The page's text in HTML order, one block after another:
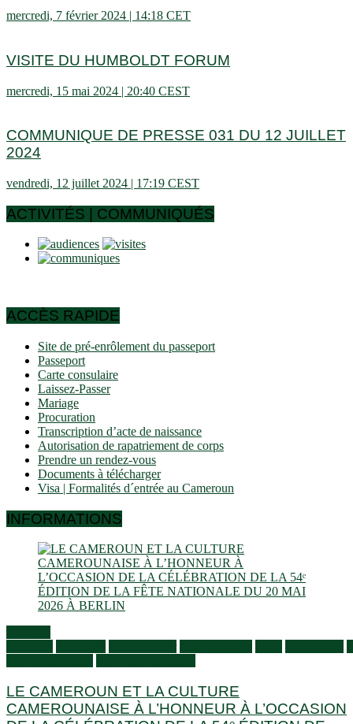
mercredi, 7 février 2024 | 14:18 CET
VISITE DU HUMBOLDT FORUM
mercredi, 15 mai 2024 | 20:40 CEST
COMMUNIQUE DE PRESSE 031 DU 12 JUILLET
2024
vendredi, 12 juillet 2024 | 17:19 CEST
ACTIVITÉS | COMMUNIQUÉS
ACCÈS RAPIDE
Site de pré-enrôlement du passeport
Passeport
Carte consulaire
Laissez-Passer
Mariage
Procuration
Transcription d’acte de naissance
Autorisation de rapatriement de corps
Prendre un rendez-vous
Documents à télécharger
Visa | Formalités d´entrée au Cameroun
INFORMATIONS
LE CAMEROUN ET LA CULTURE
CAMEROUNAISE À L’HONNEUR À L’OCCASION